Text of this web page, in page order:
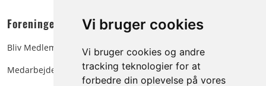
Vi bruger cookies
Vi bruger cookies og andre
tracking teknologier for at
forbedre din oplevelse på vores
Foreningen:
Bliv Medlem
Medarbejdere